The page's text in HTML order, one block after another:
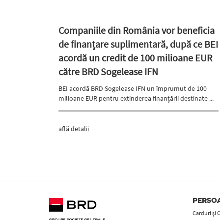
Companiile din România vor beneficia
de finanțare suplimentară, după ce BEI
acordă un credit de 100 milioane EUR
către BRD Sogelease IFN
BEI acordă BRD Sogelease IFN un împrumut de 100
milioane EUR pentru extinderea finanțării destinate ...
află detalii
Carduri şi